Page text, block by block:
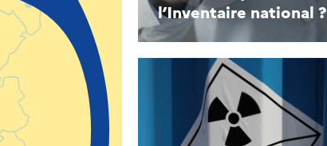
l’Inventaire national ?